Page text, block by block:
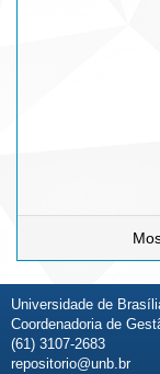
Universidade de
Coordenadoria de
(61) 3107-2683
repositorio@unb.br